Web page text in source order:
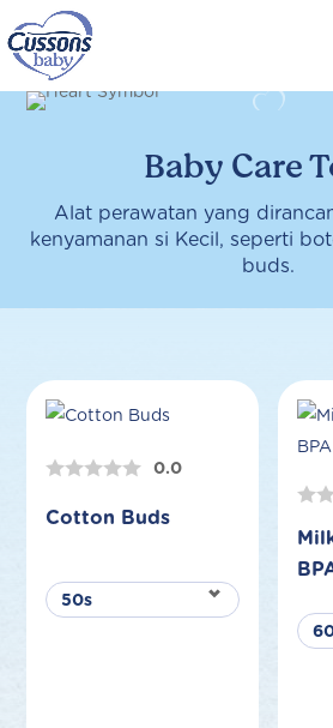
to
content
Baby Care
Alat perawatan yang
kenyamanan si Kecil, seperti
buds.
0.0
Cotton Buds